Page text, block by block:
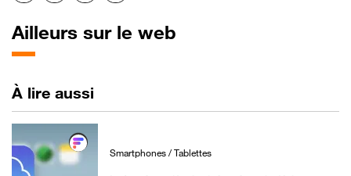
Ailleurs sur le web
À lire aussi
Smartphones / Tablettes